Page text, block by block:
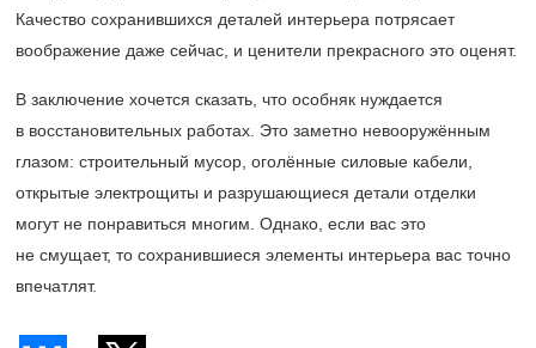
Качество сохранившихся деталей интерьера потрясает
воображение даже сейчас, и ценители прекрасного это оценят.
В заключение хочется сказать, что особняк нуждается
в восстановительных работах. Это заметно невооружённым
глазом: строительный мусор, оголённые силовые кабели,
открытые электрощиты и разрушающиеся детали отделки
могут не понравиться многим. Однако, если вас это
не смущает, то сохранившиеся элементы интерьера вас точно
впечатлят.